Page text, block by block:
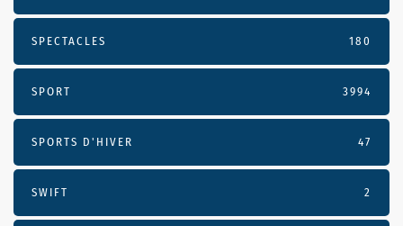
SPECTACLES 180
SPORT 3994
SPORTS D'HIVER 47
SWIFT 2